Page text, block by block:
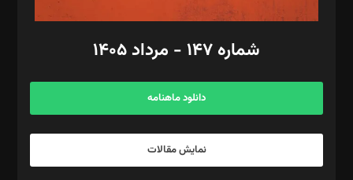
امور مالی: شاپور رهبری، محمد‌ کاظمی‌نیا
آگهی و مشترکین: ۰۹۱۹۹۹۹۰۴۵۴
شماره ۱۴۷ - مرداد ۱۴۰۵
دانلود ماهنامه
نمایش مقالات